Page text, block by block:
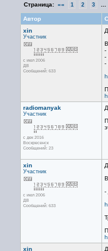
Страница: «« 1 2 3
Автор
xin
Участник
с июл 2006
ДВ
Сообщений: 633
-
-
-
radiomanyak
Участник
с дек 2016
Воскресенск
Сообщений: 23
xin
Участник
с июл 2006
ДВ
Сообщений: 633
-
xin